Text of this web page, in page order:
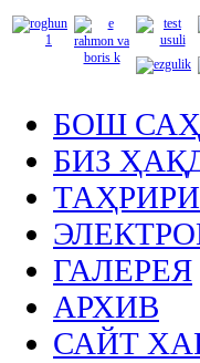
БОШ
БИЗ
ГАЛЕРЕЯ
АРХИВ
САЙТ